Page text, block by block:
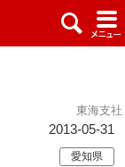
x #
東海支社
2013-05-31
愛知県